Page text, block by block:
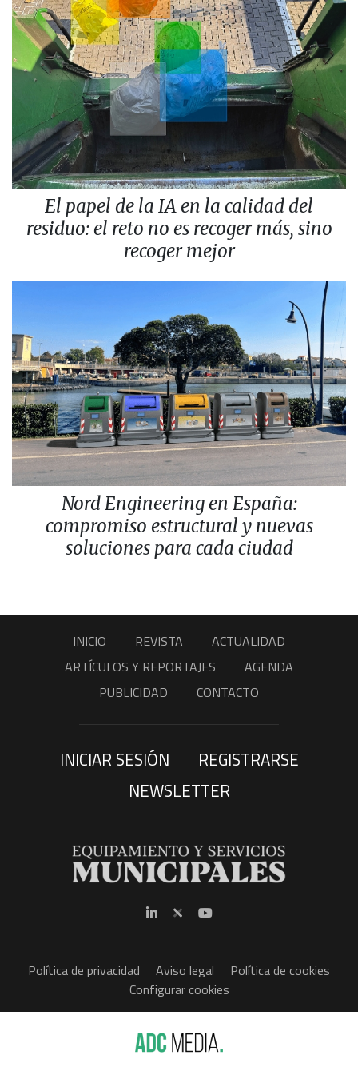
El papel de la IA en la calidad del
residuo: el reto no es recoger más, sino
recoger mejor
Nord Engineering en España:
compromiso estructural y nuevas
soluciones para cada ciudad
INICIO REVISTA
ACTUALIDAD
ARTÍCULOS Y REPORTAJES
AGENDA
PUBLICIDAD
CONTACTO
INICIAR SESIÓN
REGISTRARSE
NEWSLETTER
Política de privacidad Aviso legal
Política de cookies
Configurar cookies